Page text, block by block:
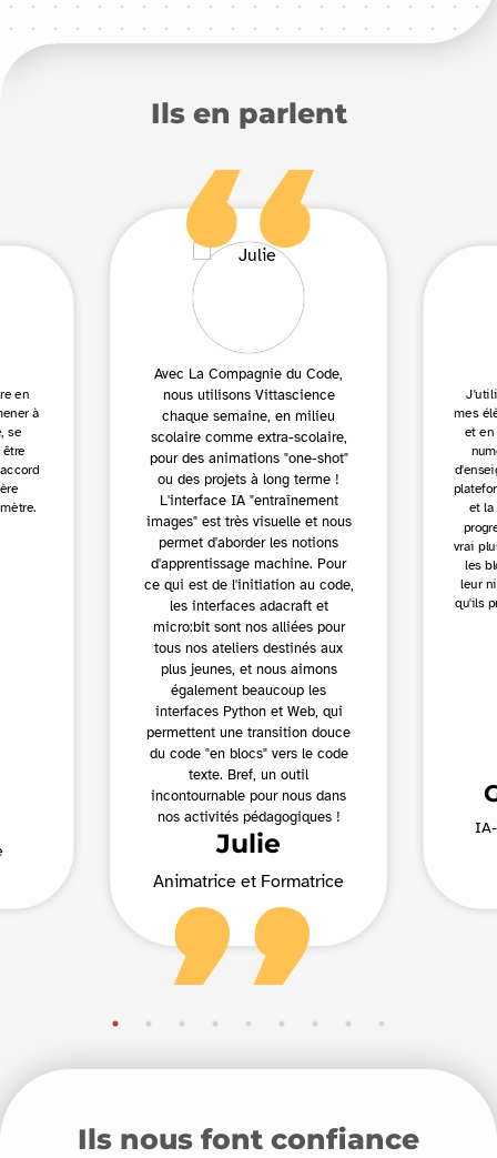
Ils en parlent
en
à
se
Avec La Compagnie du Code,
nous utilisons Vittascience
chaque semaine, en milieu
scolaire comme extra-scolaire,
pour des animations "one-shot"
ou des projets à long terme !
L'interface IA "entraînement
images" est très visuelle et nous
permet d'aborder les notions
d'apprentissage machine. Pour
ce qui est de l'initiation au code,
les interfaces adacraft et
micro:bit sont nos alliées pour
tous nos ateliers destinés aux
plus jeunes, et nous aimons
également beaucoup les
interfaces Python et Web, qui
permettent une transition douce
du code "en blocs" vers le code
texte. Bref, un outil
incontournable pour nous dans
nos activités pédagogiques !
Julie
Animatrice et Formatrice
mes
et en
et la
vrai
les
leur
qu'ils
Ils nous font confiance